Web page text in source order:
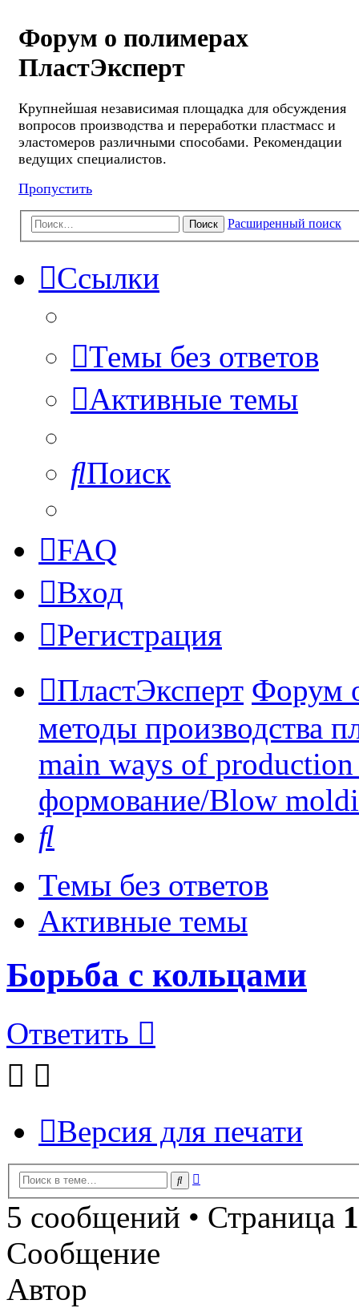
Форум о полимерах
ПластЭксперт
Крупнейшая независимая площадка для обсуждения
вопросов производства и переработки пластмасс и
эластомеров различными способами. Рекомендации
ведущих специалистов.
Пропустить
Поиск Расширенный поиск
Ссылки
Темы без ответов
Активные темы
Поиск
FAQ
Вход
Регистрация
ПластЭксперт Форум
методы производства
main ways of
формование/Blow
Темы без ответов
Активные темы
Борьба с кольцами
Ответить
Версия для печати
Поиск
5 сообщений • Страница 1
Сообщение
Автор